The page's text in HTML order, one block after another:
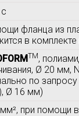
фланца из
в комплекте
TM,
Ø 20 мм,
по запросу
Ø 16 мм)
при помощи